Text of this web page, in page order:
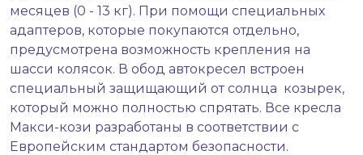
месяцев (0 - 13 кг). При помощи специальных
адаптеров, которые покупаются отдельно,
предусмотрена возможность крепления на
шасси колясок. В обод автокресел встроен
специальный защищающий от солнца козырек,
который можно полностью спрятать. Все кресла
Макси-кози разработаны в соответствии с
Европейским стандартом безопасности.